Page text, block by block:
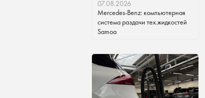
07.08.2026
Mercedes-Benz: компьютерная
система раздачи тех.жидкостей
Samoa